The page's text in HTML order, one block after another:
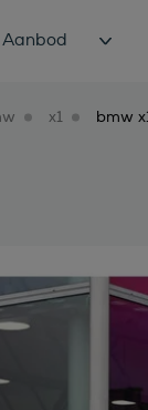
Aanbod
x1